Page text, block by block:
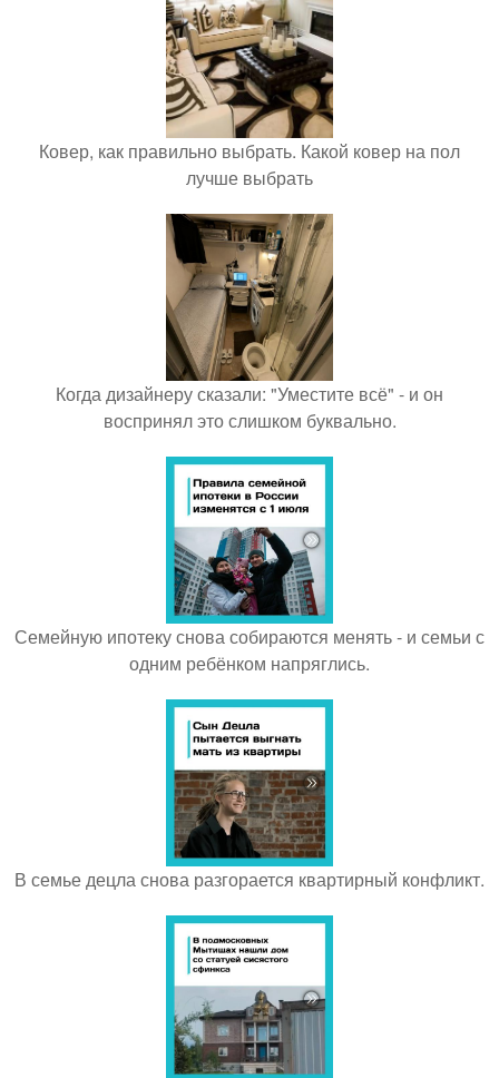
Ковер, как правильно выбрать. Какой ковер на пол
лучше выбрать
Когда дизайнеру сказали: "Уместите всё" - и он
воспринял это слишком буквально.
Семейную ипотеку снова собираются менять - и семьи с
одним ребёнком напряглись.
В семье децла снова разгорается квартирный конфликт.